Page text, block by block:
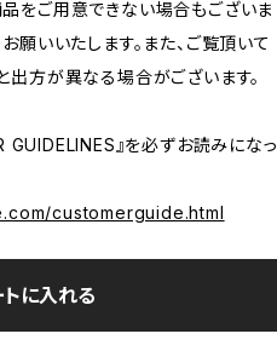
をご用意できない場合もございま
願いいたします。また、ご覧頂いて
方が異なる場合がございます。
GUIDELINES』を必ずお読みになっ
customerguide.html
に入れる